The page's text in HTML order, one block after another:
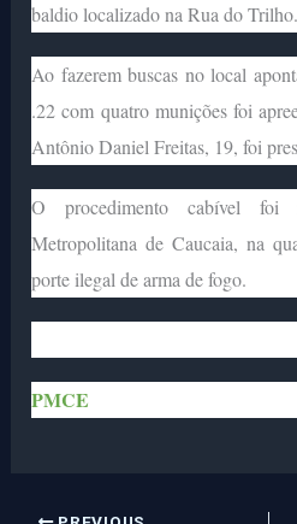
baldio localizado na Rua do Trilho.
Ao fazerem buscas no local
.22 com quatro munições foi
Antônio Daniel Freitas, 19, foi
O procedimento cabível foi
Metropolitana de Caucaia, na
porte ilegal de arma de fogo.
PMCE